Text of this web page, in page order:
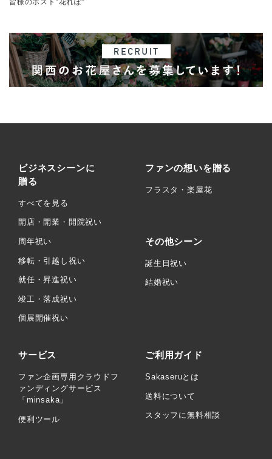
ビジネスシーンに
贈る
すべてを見る
開店・開業・開院祝い
周年祝い
移転・引越し祝い
就任・昇進祝い
竣工・落成祝い
個展開催祝い
ファンの想いを贈る
フラスタ・楽屋花
その他シーン
誕生日祝い
結婚祝い
サービス
ファン企画専用クラウドフ
ァンディングサービス
「minsaka」
便利ツール
ご利用ガイド
Sakaseruとは
送料について
スタッフに無料相談